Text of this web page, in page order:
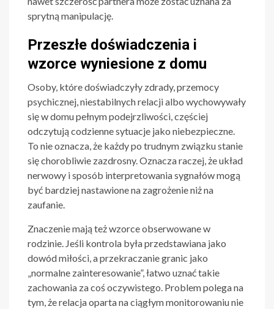
sprytną manipulację.
Przeszłe doświadczenia i
wzorce wyniesione z domu
Osoby, które doświadczyły zdrady, przemocy
psychicznej, niestabilnych relacji albo wychowywały
się w domu pełnym podejrzliwości, częściej
odczytują codzienne sytuacje jako niebezpieczne.
To nie oznacza, że każdy po trudnym związku stanie
się chorobliwie zazdrosny. Oznacza raczej, że układ
nerwowy i sposób interpretowania sygnałów mogą
być bardziej nastawione na zagrożenie niż na
zaufanie.
Znaczenie mają też wzorce obserwowane w
rodzinie. Jeśli kontrola była przedstawiana jako
dowód miłości, a przekraczanie granic jako
„normalne zainteresowanie”, łatwo uznać takie
zachowania za coś oczywistego. Problem polega na
tym, że relacja oparta na ciągłym monitorowaniu nie